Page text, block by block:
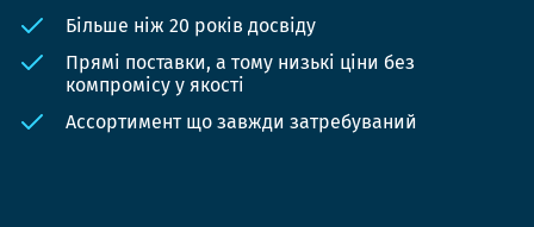
Більше ніж 20 років досвіду
Прямі поставки, а тому низькі ціни без
компромісу у якості
Ассортимент що завжди затребуваний